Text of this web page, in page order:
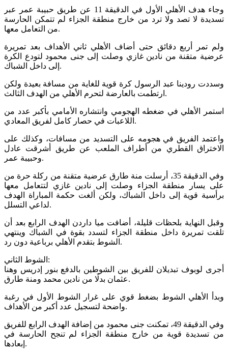
وجاء هدف الأهلي الأول في الدقيقة 11 عن طريق حبيبة عمر عبر
تسديدة لا تصد ولا ترد من خارج منطقة الجزاء لم تتمكن الحارسة
من التعامل معها.
ولم تمر أربع دقائق حتى أضاف الأهلي ثاني الأهداف بعد تمريرة
عرضية متقنة من نادين غازي وصلت إلى جنى محمود لتودع الكرة
إلى داخل الشباك.
وسددت رودينا عبد الرسول كرة قوية للغاية من مسافة بعيدة ولكن
ارتطمت بالعارضة لتحرم الأهلي من الهدف الثالث.
استمر الأهلي في ضغطه الهجومي وانتشاره الأمامي بأكبر عدد من
اللاعبات في حصار كامل لفريق المعادي.
واعتمد الفريق في هجومه على التسديد من مسافات، وكذلك على
الاختراق القطري من أطراف الملعب عن طريق أشرقت عادل
وحبيبة عمر.
وفي الدقيقة 35، أرسلت منة طارق عرضية متقنة من ركلة حرة من
على يسار منطقة الجزاء وصلت إلى نادين غازي لتتعامل معها
برأسية قوية إلى داخل الشباك، ولكن ألغت حكمة المباراة الهدف
لداعي التسلل.
وقبل النهاية بلحظات قليلة، أضافت ميا داردن الهدف الرابع بعد أن
تلقت تمريرة داخل منطقة الجزاء لتسدد بقوة في الشباك وينتهي
الشوط بتقدم الأهلي برباعية دون رد.
الشوط الثاني:
أجرى لوبوف تبديلان للفريق بين الشوطين بالدفع بنور إدريس وهنا
عثمان بدلًا من نادين محمد ومنة طارق.
وبدأ الأهلي الشوط بضغط قوي على غرار الشوط الأول في رغبة
واضحة لتسجيل عدد أكبر من الأهداف.
وفي الدقيقة 49، تمكنت جنى محمود من إضافة الهدف الرابع للفريق
من تسديدة قوية من خارج منطقة الجزاء لم تنجح الحارسة في
إبعادها.